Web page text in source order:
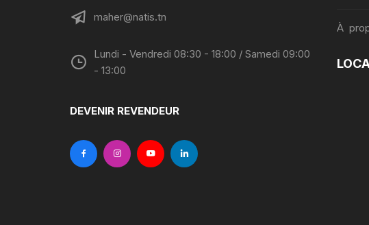
maher@natis.tn
Lundi - Vendredi 08:30 - 18:00 / Samedi 09:00
- 13:00
DEVENIR REVENDEUR
À